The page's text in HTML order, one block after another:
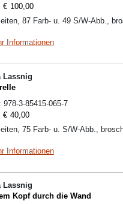
€ 100,00
87 Farb- u. 49 S/W-Abb.,
Informationen
Lassnig
978-3-85415-065-7
€ 40,00
75 Farb- u. S/W-Abb.,
Informationen
Lassnig
Kopf durch die Wand